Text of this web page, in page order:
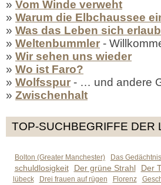
» Vom Winde verweht
» Warum die Elbchaussee
» Was das Leben sich
» Weltenbummler -
» Wir sehen uns wieder
» Wo ist Faro?
» Wolfsspur - … und andere
» Zwischenhalt
TOP-SUCHBEGRIFFE DER
Bolton (Greater Manchester) Das
schuldlosigkeit Der grüne Strahl Der
lübeck
Drei frauen auf rügen Florenz